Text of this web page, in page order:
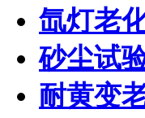
氙灯老
砂尘试
耐黄变